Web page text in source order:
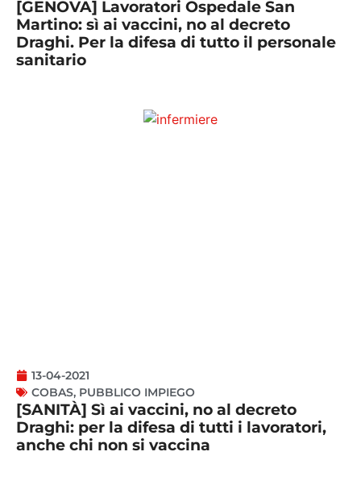
[GENOVA] Lavoratori Ospedale San
Martino: sì ai vaccini, no al decreto
Draghi. Per la difesa di tutto il personale
sanitario
13-04-2021
COBAS, PUBBLICO IMPIEGO
[SANITÀ] Sì ai vaccini, no al decreto
Draghi: per la difesa di tutti i lavoratori,
anche chi non si vaccina